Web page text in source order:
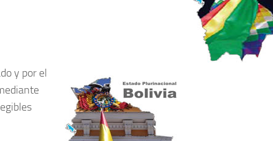
y por el